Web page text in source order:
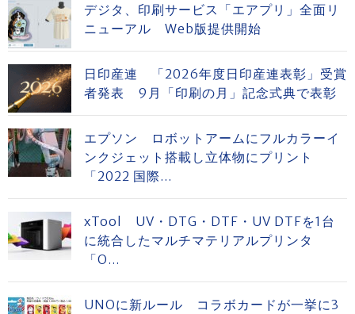
デジタ、印刷サービス「エアプリ」全面リ
ニューアル Web版提供開始
日印産連 「2026年度日印産連表彰」受賞
者発表 9月「印刷の月」記念式典で表彰
エプソン ロボットアームにフルカラーイ
ンクジェット搭載し立体物にプリント
「2022 国際...
xTool UV・DTG・DTF・UV DTFを1台
に統合したマルチマテリアルプリンタ
「O...
UNOに新ルール コラボカードが一挙に3